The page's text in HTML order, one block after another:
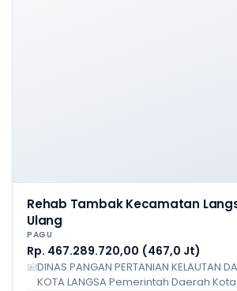
Rehab Tambak Kecamatan
Ulang
PAGU
Rp. 467.289.720,00 (467,0 Jt)
DINAS PANGAN PERTANIAN KELAUTAN
KOTA LANGSA Pemerintah Daerah